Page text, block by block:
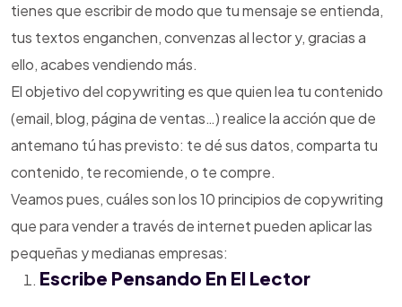
tienes que escribir de modo que tu mensaje se entienda,
tus textos enganchen, convenzas al lector y, gracias a
ello, acabes vendiendo más.
El objetivo del copywriting es que quien lea tu contenido
(email, blog, página de ventas…) realice la acción que de
antemano tú has previsto: te dé sus datos, comparta tu
contenido, te recomiende, o te compre.
Veamos pues, cuáles son los 10 principios de copywriting
que para vender a través de internet pueden aplicar las
pequeñas y medianas empresas:
Escribe Pensando En El Lector